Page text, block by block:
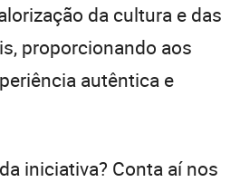
da cultura e das
proporcionando aos
autêntica e
iniciativa? Conta aí nos